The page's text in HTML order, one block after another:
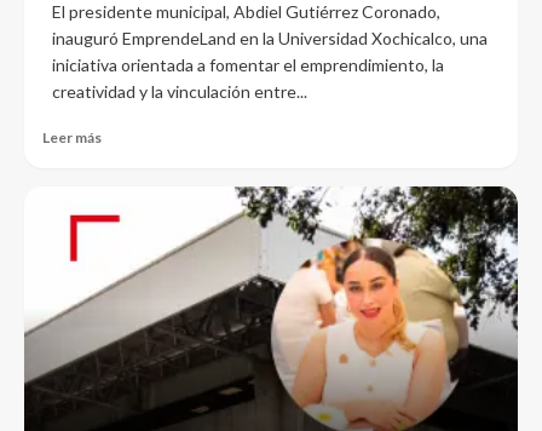
El presidente municipal, Abdiel Gutiérrez Coronado,
inauguró EmprendeLand en la Universidad Xochicalco, una
iniciativa orientada a fomentar el emprendimiento, la
creatividad y la vinculación entre...
Leer más